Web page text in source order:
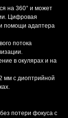
на 360° и может
Цифровая
помощи адаптера
потока
в окулярах и на
мм с диоптрийной
потери фокуса с